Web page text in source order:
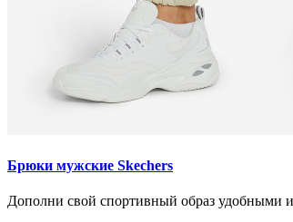
Брюки мужские Skechers
Дополни свой спортивный образ